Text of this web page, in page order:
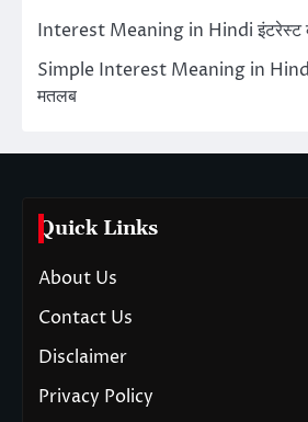
Interest Meaning in Hindi इंटरेस्ट
Simple Interest Meaning in Hindi
मतलब
Quick Links
About Us
Contact Us
Disclaimer
Privacy Policy